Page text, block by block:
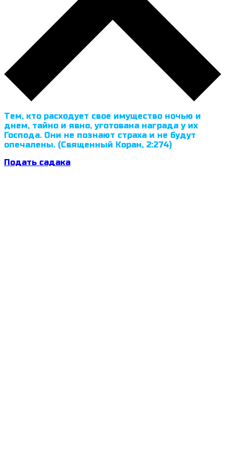
Тем, кто расходует свое имущество ночью и
днем, тайно и явно, уготована награда у их
Господа. Они не познают страха и не будут
опечалены. (Священный Коран, 2:274)
Подать садака